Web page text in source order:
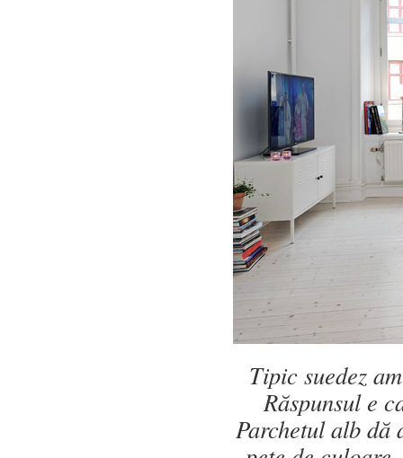
Tipic suedez
Răspunsul e
Parchetul alb dă